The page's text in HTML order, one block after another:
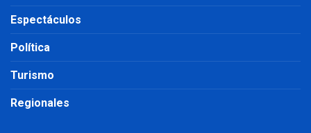
Espectáculos
Política
Turismo
Regionales